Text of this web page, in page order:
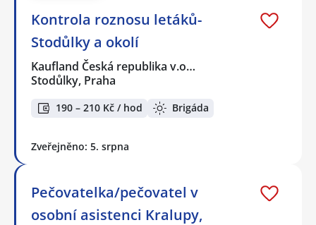
Kontrola roznosu letáků-
Stodůlky a okolí
Kaufland Česká republika v.o…
Stodůlky, Praha
190 – 210 Kč / hod Brigáda
Zveřejněno: 5. srpna
Pečovatelka/pečovatel v
osobní asistenci Kralupy,